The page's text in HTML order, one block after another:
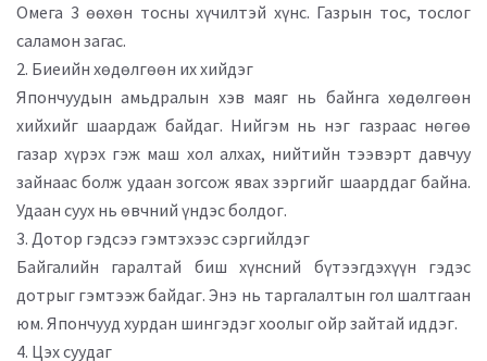
Омега 3 өөхөн тосны хүчилтэй хүнс. Газрын тос, тослог
саламон загас.
2. Биеийн хөдөлгөөн их хийдэг
Япончуудын амьдралын хэв маяг нь байнга хөдөлгөөн
хийхийг шаардаж байдаг. Нийгэм нь нэг газраас нөгөө
газар хүрэх гэж маш хол алхах, нийтийн тээвэрт давчуу
зайнаас болж удаан зогсож явах зэргийг шаарддаг байна.
Удаан суух нь өвчний үндэс болдог.
3. Дотор гэдсээ гэмтэхээс сэргийлдэг
Байгалийн гаралтай биш хүнсний бүтээгдэхүүн гэдэс
дотрыг гэмтээж байдаг. Энэ нь таргалалтын гол шалтгаан
юм. Япончууд хурдан шингэдэг хоолыг ойр зайтай иддэг.
4. Цэх суудаг